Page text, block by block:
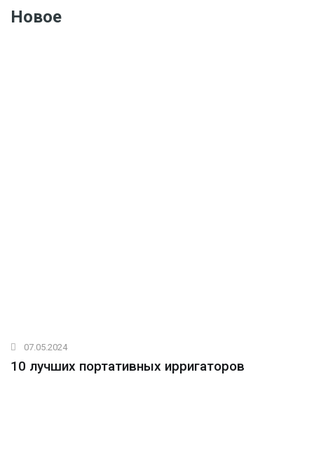
Новое
07.05.2024
10 лучших портативных ирригаторов